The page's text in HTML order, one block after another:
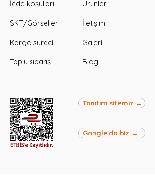
İade koşulları
SKT/Görseller
Kargo süreci
Toplu sipariş
Ürünler
İletişim
Galeri
Blog
Tanıtım sitemiz →
Google'da biz →